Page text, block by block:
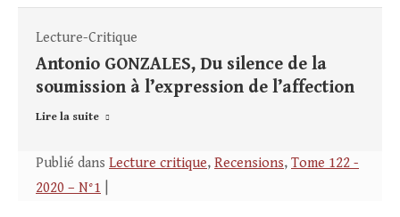
Lecture-Critique
Antonio GONZALES, Du silence de la
soumission à l’expression de l’affection
Lire la suite
Publié dans Lecture critique, Recensions, Tome 122 -
2020 – N°1